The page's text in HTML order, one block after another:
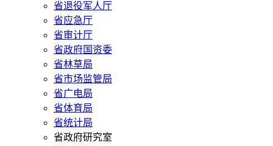
省退役军人厅
省应急厅
省审计厅
省政府国资委
省林草局
省市场监管局
省广电局
省体育局
省统计局
省政府研究室